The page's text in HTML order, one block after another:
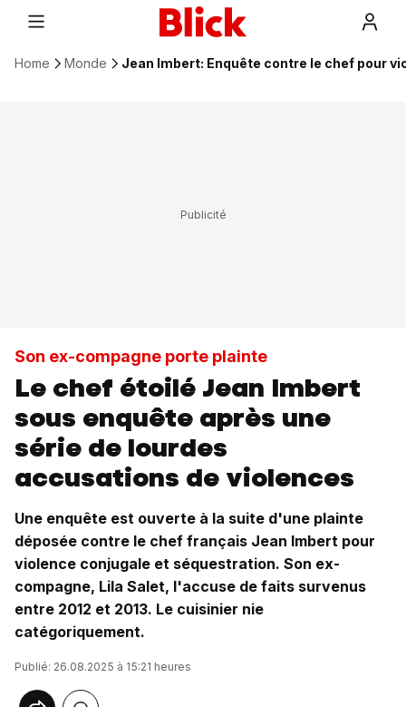
Home Monde Jean Imbert: Enquête contre le chef pour
Son ex-compagne porte plainte
Le chef étoilé Jean Imbert
sous enquête après une
série de lourdes
accusations de violences
Une enquête est ouverte à la suite d'une plainte
déposée contre le chef français Jean Imbert pour
violence conjugale et séquestration. Son ex-
compagne, Lila Salet, l'accuse de faits survenus
entre 2012 et 2013. Le cuisinier nie
catégoriquement.
Publié: 26.08.2025 à 15:21 heures